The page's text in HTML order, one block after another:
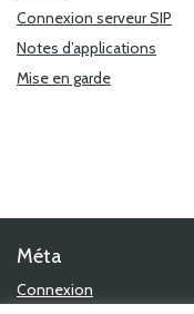
Connexion serveur SIP
Notes d’applications
Mise en garde
Méta
Connexion